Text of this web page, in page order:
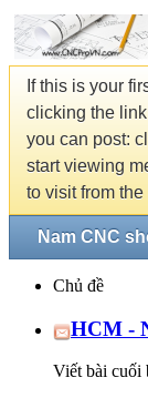
If this is your
clicking the
you can post:
start viewing
to visit from
Nam CNC
Chủ đề
HCM -
Viết bài cuối